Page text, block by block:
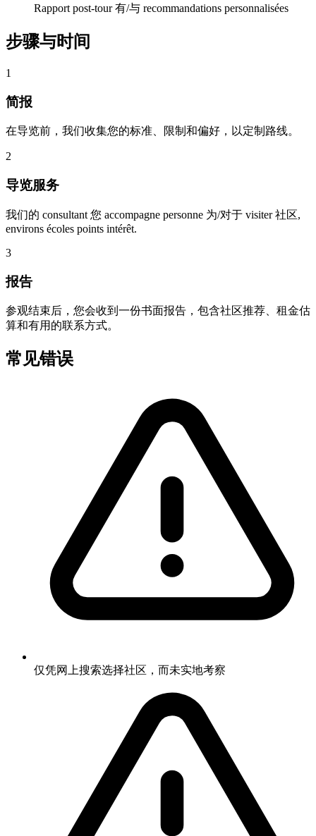
Rapport post-tour 有/与 recommandations personnalisées
步骤与时间
1
简报
在导览前，我们收集您的标准、限制和偏好，以定制路线。
2
导览服务
我们的 consultant 您 accompagne personne 为/对于 visiter 社区,
environs écoles points intérêt.
3
报告
参观结束后，您会收到一份书面报告，包含社区推荐、租金估
算和有用的联系方式。
常见错误
仅凭网上搜索选择社区，而未实地考察